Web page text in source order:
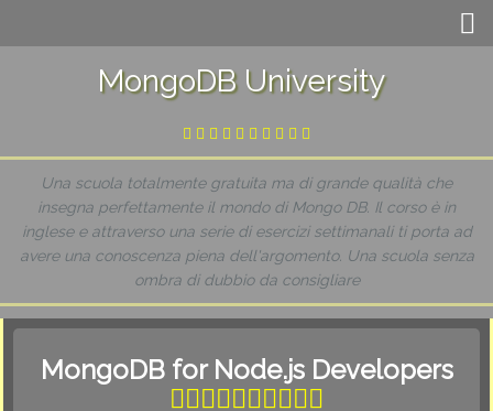
MongoDB University
Una scuola totalmente gratuita ma di grande qualità che
insegna perfettamente il mondo di Mongo DB. Il corso è in
inglese e attraverso una serie di esercizi settimanali ti porta ad
avere una conoscenza piena dell'argomento. Una scuola senza
ombra di dubbio da consigliare
MongoDB for Node.js Developers